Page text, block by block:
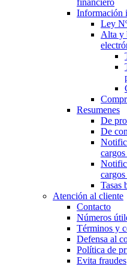
financiero
Información
Ley
Alta y
Resumenes
De
De
Tasas
Atención al cliente
Contacto
Números
Términos y
Defensa al
Política de
Evita fraudes